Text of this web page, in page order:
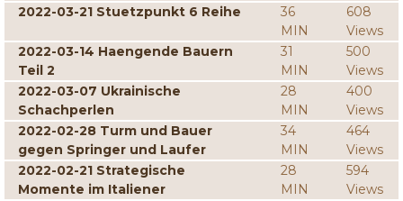
2022-03-21 Stuetzpunkt 6 Reihe
36
MIN
608
Views
2022-03-14 Haengende Bauern
Teil 2
31
MIN
500
Views
2022-03-07 Ukrainische
Schachperlen
28
MIN
400
Views
2022-02-28 Turm und Bauer
gegen Springer und Laufer
34
MIN
464
Views
2022-02-21 Strategische
Momente im Italiener
28
MIN
594
Views